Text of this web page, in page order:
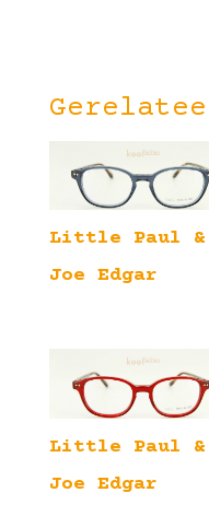
Little Paul &
Joe Edgar
Little Paul &
Joe Edgar